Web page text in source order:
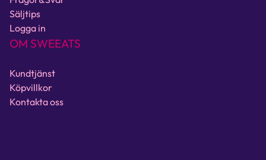
Säljtips
Logga in
OM SWEEATS
Kundtjänst
Köpvillkor
Kontakta oss